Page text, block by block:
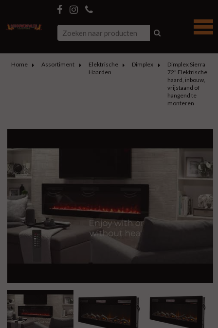
Home Assortiment
Elektrische
Haarden
Dimplex
Dimplex Sierra
72" Elektrische
haard, inbouw,
vrijstaand of
hangend te
monteren